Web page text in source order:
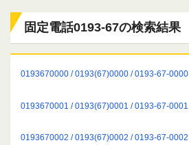
固定電話0193-67の検索結果
0193670000 / 0193(67)0000 / 0193-67-0000
0193670001 / 0193(67)0001 / 0193-67-0001
0193670002 / 0193(67)0002 / 0193-67-0002